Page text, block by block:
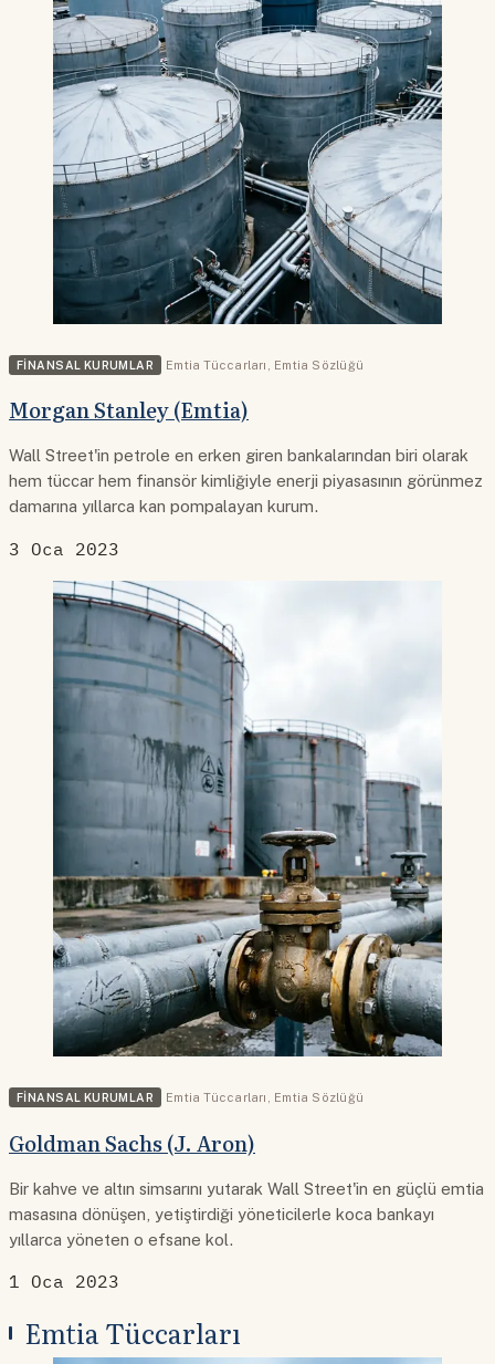
FINANSAL KURUMLAR Emtia Tüccarları Emtia Sözlüğü
Morgan Stanley (Emtia)
Wall Street'in petrole en erken giren bankalarından biri olarak
hem tüccar hem finansör kimliğiyle enerji piyasasının görünmez
damarına yıllarca kan pompalayan kurum.
3 Oca 2023
FINANSAL KURUMLAR Emtia Tüccarları Emtia Sözlüğü
Goldman Sachs (J. Aron)
Bir kahve ve altın simsarını yutarak Wall Street'in en güçlü emtia
masasına dönüşen, yetiştirdiği yöneticilerle koca bankayı
yıllarca yöneten o efsane kol.
1 Oca 2023
Emtia Tüccarları